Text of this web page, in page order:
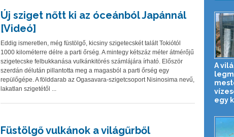
Új sziget nőtt ki az óceánból Japánnál
[Videó]
Eddig ismeretlen, még füstölgő, kicsiny szigetecskét talált Tokiótól
1000 kilométerre délre a parti őrség. A mintegy kétszáz méter átmérőjű
szigetecske felbukkanása vulkánkitörés számlájára írható. Először
szerdán délután pillantotta meg a magasból a parti őrség egy
repülőgépe. A földdarab az Ogasavara-szigetcsoport Nisinosima nevű,
lakatlan szigetétől ...
Füstölgő vulkánok a világűrből
A
egy